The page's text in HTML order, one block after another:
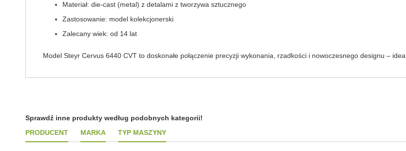
Materiał: die-cast (metal) z detalami z tworzywa sztucznego
Zastosowanie: model kolekcjonerski
Zalecany wiek: od 14 lat
Model Steyr Cervus 6440 CVT to doskonałe połączenie precyzji wykonania, rzadkości i nowoczesnego designu –
Sprawdź inne produkty według podobnych kategorii!
PRODUCENT
MARKA TYP MASZYNY